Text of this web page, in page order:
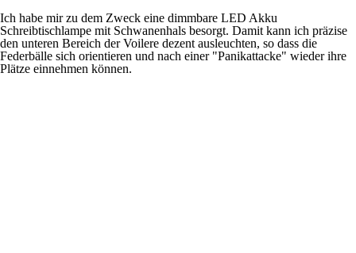
Ich habe mir zu dem Zweck eine dimmbare LED Akku
Schreibtischlampe mit Schwanenhals besorgt. Damit kann ich präzise
den unteren Bereich der Voilere dezent ausleuchten, so dass die
Federbälle sich orientieren und nach einer "Panikattacke" wieder ihre
Plätze einnehmen können.